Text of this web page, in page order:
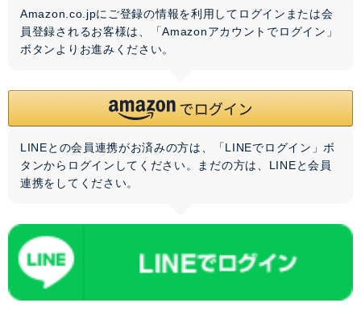
Amazon.co.jpにご登録の情報を利用してログインまたは会
員登録されるお客様は、「Amazonアカウントでログイン」
ボタンよりお進みください。
LINEとの会員連携がお済みの方は、「LINEでログイン」ボ
タンからログインしてください。まだの方は、 LINEと会員
連携をしてください。